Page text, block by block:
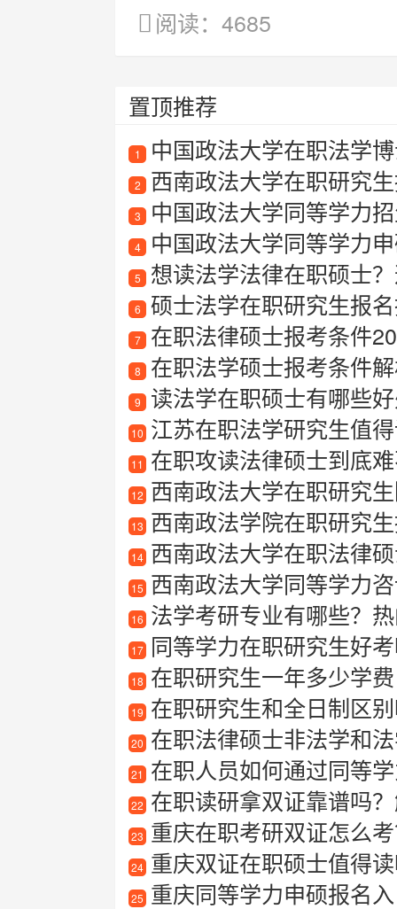
阅读：4685
置顶推荐
1 中国政法大学在职法学
2 西南政法大学在职研究
3 中国政法大学同等学力
4 中国政法大学同等学力
5 想读法学法律在职硕士？
6 硕士法学在职研究生报
7 在职法律硕士报考条件
8 在职法学硕士报考条件
9 读法学在职硕士有哪些好
10 江苏在职法学研究生值
11 在职攻读法律硕士到底
12 西南政法大学在职研究
13 西南政法学院在职研究
14 西南政法大学在职法律
15 西南政法大学同等学力
16 法学考研专业有哪些？
17 同等学力在职研究生好
18 在职研究生一年多少学费
19 在职研究生和全日制区
20 在职法律硕士非法学和
21 在职人员如何通过同等学力
22 在职读研拿双证靠谱吗？
23 重庆在职考研双证怎么
24 重庆双证在职硕士值得
25 重庆同等学力申硕报名